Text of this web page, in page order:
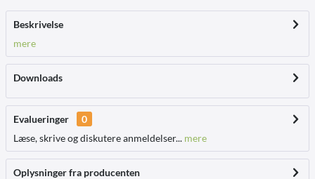
Beskrivelse
mere
Downloads
Evalueringer
0
Læse, skrive og diskutere anmeldelser... mere
Oplysninger fra producenten